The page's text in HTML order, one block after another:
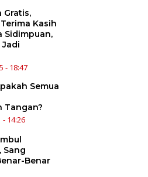
Gratis,
Kasih
Sidimpuan,
Jadi
- 18:47
Semua
Tangan?
- 14:26
Sang
Benar